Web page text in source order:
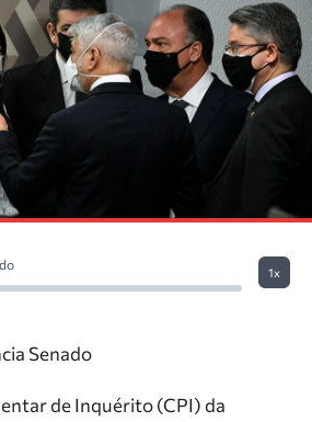
1x
Senado
de Inquérito (CPI) da